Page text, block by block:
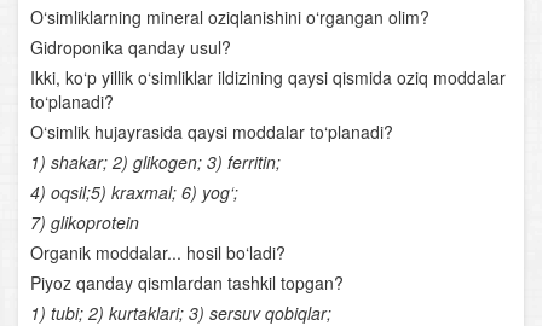
Boshoyoqli mollyuskalar
Bo‘g‘imoyoqlilar tipi
Foydali hasharotlar
Xordalilar tipi
Lantsetnik
Umurtqasiz va umurtqalilar (xordalilar) ning qon
aylanish sistemasi
O‘simliklarning mineral oziqlanishini o‘rgangan olim?
Gidroponika qanday usul?
Ikki, ko‘p yillik o‘simliklar ildizining qaysi qismida oziq moddalar
to‘planadi?
O‘simlik hujayrasida qaysi moddalar to‘planadi?
1) shakar; 2) glikogen; 3) ferritin;
4) oqsil;5) kraxmal; 6) yog‘;
7) glikoprotein
Organik moddalar... hosil bo‘ladi?
Piyoz qanday qismlardan tashkil topgan?
1) tubi; 2) kurtaklari; 3) sersuv qobiqlar;